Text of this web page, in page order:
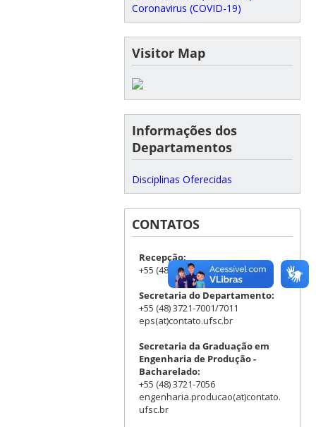
Coronavirus (COVID-19)
Visitor Map
Informações dos
Departamentos
Disciplinas Oferecidas
CONTATOS
Recepção:
+55 (48) 3721-7000
Secretaria do Departamento:
+55 (48) 3721-7001/7011
eps(at)contato.ufsc.br
Secretaria da Graduação em
Engenharia de Produção -
Bacharelado:
+55 (48) 3721-7056
engenharia.producao(at)contato.
ufsc.br